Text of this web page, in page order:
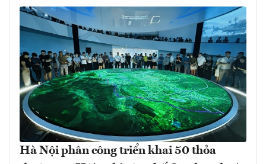
Hà Nội phân công triển khai 50 thỏa